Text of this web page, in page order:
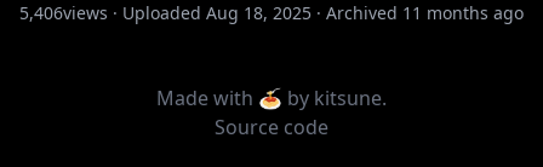
5,406views · Uploaded Aug 18, 2025 · Archived 11 months ago
Made with 🍝 by kitsune.
Source code